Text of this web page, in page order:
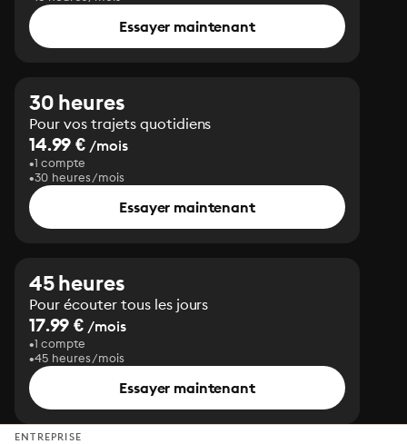
Essayer maintenant
30 heures
Pour vos trajets quotidiens
14.99 € /mois
1 compte
30 heures/mois
Essayer maintenant
45 heures
Pour écouter tous les jours
17.99 € /mois
1 compte
45 heures/mois
Essayer maintenant
ENTREPRISE